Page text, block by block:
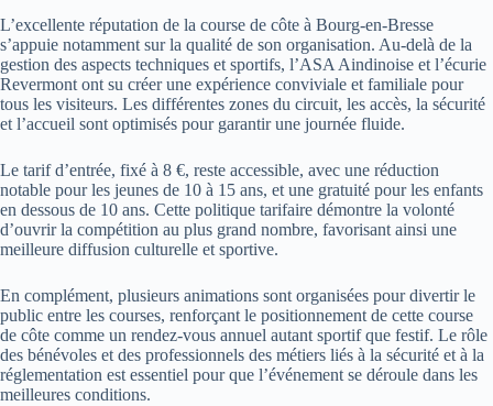
L’excellente réputation de la course de côte à Bourg-en-Bresse
s’appuie notamment sur la qualité de son organisation. Au-delà de la
gestion des aspects techniques et sportifs, l’ASA Aindinoise et l’écurie
Revermont ont su créer une expérience conviviale et familiale pour
tous les visiteurs. Les différentes zones du circuit, les accès, la sécurité
et l’accueil sont optimisés pour garantir une journée fluide.
Le tarif d’entrée, fixé à 8 €, reste accessible, avec une réduction
notable pour les jeunes de 10 à 15 ans, et une gratuité pour les enfants
en dessous de 10 ans. Cette politique tarifaire démontre la volonté
d’ouvrir la compétition au plus grand nombre, favorisant ainsi une
meilleure diffusion culturelle et sportive.
En complément, plusieurs animations sont organisées pour divertir le
public entre les courses, renforçant le positionnement de cette course
de côte comme un rendez-vous annuel autant sportif que festif. Le rôle
des bénévoles et des professionnels des métiers liés à la sécurité et à la
réglementation est essentiel pour que l’événement se déroule dans les
meilleures conditions.